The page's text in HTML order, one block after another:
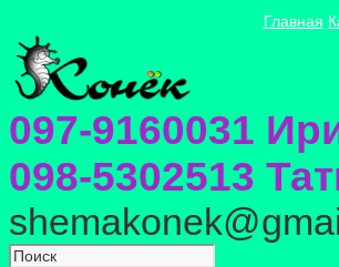
Главная
097-9160031
098-5302513